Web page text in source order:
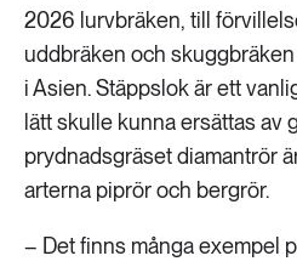
2026 lurvbräken, till
uddbräken och
i Asien. Stäppslok är ett
lätt skulle kunna ersättas av
prydnadsgräset diamantrör
arterna piprör och bergrör.
– Det finns många exempel